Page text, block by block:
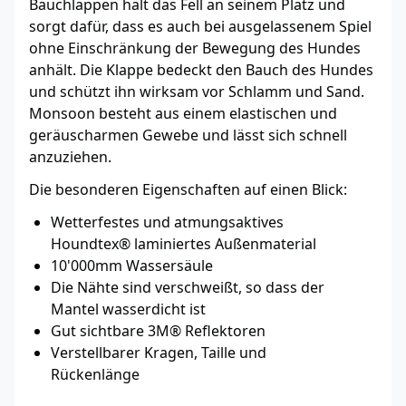
Bauchlappen hält das Fell an seinem Platz und
sorgt dafür, dass es auch bei ausgelassenem Spiel
ohne Einschränkung der Bewegung des Hundes
anhält. Die Klappe bedeckt den Bauch des Hundes
und schützt ihn wirksam vor Schlamm und Sand.
Monsoon besteht aus einem elastischen und
geräuscharmen Gewebe und lässt sich schnell
anzuziehen.
Die besonderen Eigenschaften auf einen Blick:
Wetterfestes und atmungsaktives
Houndtex® laminiertes Außenmaterial
10'000mm Wassersäule
Die Nähte sind verschweißt, so dass der
Mantel wasserdicht ist
Gut sichtbare 3M® Reflektoren
Verstellbarer Kragen, Taille und
Rückenlänge